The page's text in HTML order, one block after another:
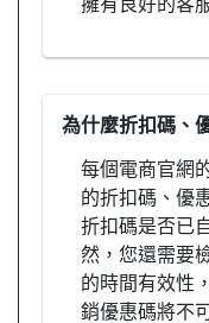
為什麼折扣碼、
每個電商官網
的折扣碼、優
折扣碼是否已
然，您還需要
的時間有效性
銷優惠碼將不